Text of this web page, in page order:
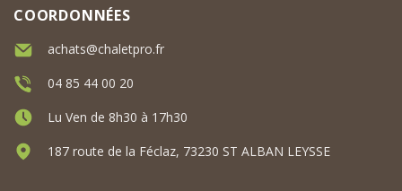
COORDONNÉES
achats@chaletpro.fr
04 85 44 00 20
Lu Ven de 8h30 à 17h30
187 route de la Féclaz, 73230 ST ALBAN LEYSSE